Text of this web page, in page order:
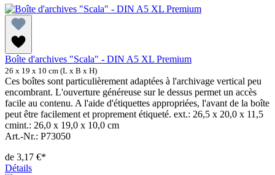
Boîte d'archives "Scala" - DIN A5 XL Premium
26 x 19 x 10 cm (L x B x H)
Ces boîtes sont particulièrement adaptées à l'archivage vertical peu
encombrant. L'ouverture généreuse sur le dessus permet un accès
facile au contenu. A l'aide d'étiquettes appropriées, l'avant de la boîte
peut être facilement et proprement étiqueté. ext.: 26,5 x 20,0 x 11,5
cmint.: 26,0 x 19,0 x 10,0 cm
Art.-Nr.: P73050
de 3,17 €*
Détails